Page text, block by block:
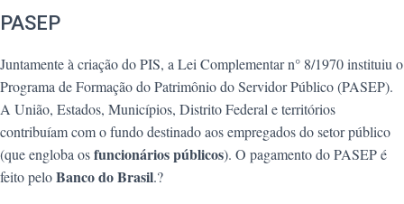
PASEP
Juntamente à criação do PIS, a Lei Complementar n° 8/1970 instituiu o
Programa de Formação do Patrimônio do Servidor Público (PASEP).
A União, Estados, Municípios, Distrito Federal e territórios
contribuíam com o fundo destinado aos empregados do setor público
(que engloba osfuncionários públicos). O pagamento do PASEP é
feito peloBanco do Brasil.?